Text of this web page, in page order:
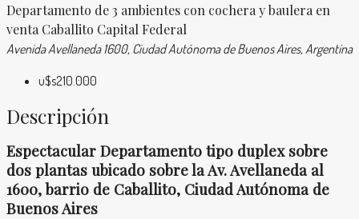
Departamento de 3 ambientes con cochera y baulera en
venta Caballito Capital Federal
Avenida Avellaneda 1600, Ciudad Autónoma de Buenos Aires, Argentina
u$s210.000
Descripción
Espectacular Departamento tipo duplex sobre
dos plantas ubicado sobre la Av. Avellaneda al
1600, barrio de Caballito, Ciudad Autónoma de
Buenos Aires